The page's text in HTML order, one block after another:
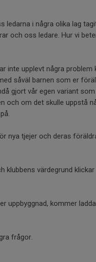
ledarna i några olika lag
och oss ledare. Hur vi
inte upplevt några
såväl barnen som er
gjort vår egen variant
och om det skulle uppstå
nya tjejer och deras
klubbens värdegrund
uppbyggnad, kommer
frågor.